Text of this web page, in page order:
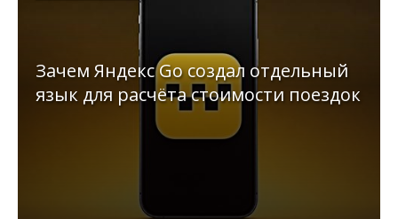
Зачем Яндекс Go создал отдельный
язык для расчёта стоимости поездок